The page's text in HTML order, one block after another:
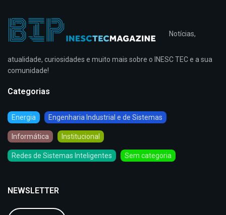
Notícias,
atualidade, curiosidades e muito mais sobre o INESC TEC e a sua
comunidade!
Categorias
Energia Engenharia Industrial e de Sistemas
Informática Institucional
Redes de Sistemas Inteligentes Sem categoria
NEWSLETTER